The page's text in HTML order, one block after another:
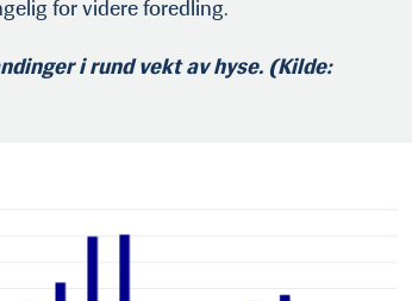
for videre foredling.
i rund vekt av hyse. (Kilde: